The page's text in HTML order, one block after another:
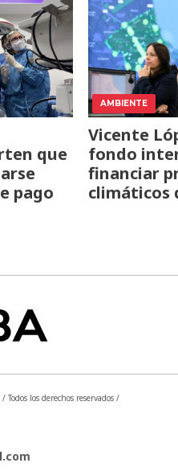
que
pago
AMBIENTE
Vicente
fondo
financiar
climáticos
los derechos reservados /